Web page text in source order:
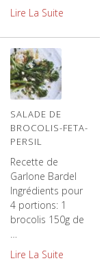
Lire La Suite
SALADE DE
BROCOLIS-FETA-
PERSIL
Recette de
Garlone Bardel
Ingrédients pour
4 portions: 1
brocolis 150g de
…
Lire La Suite